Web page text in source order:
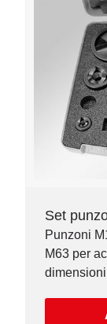
Set
Punzoni
M63 per